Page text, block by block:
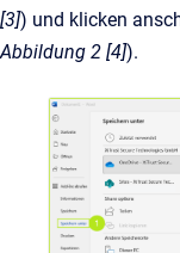
[3]) und klicken
Abbildung 2 [4]).